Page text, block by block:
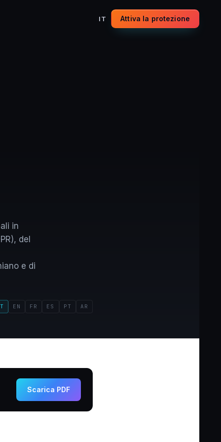
IT Attiva la protezione
in
del
e di
EN FR ES PT AR
Scarica PDF